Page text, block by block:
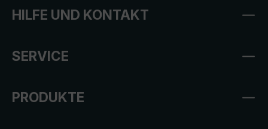
HILFE UND KONTAKT
SERVICE
PRODUKTE